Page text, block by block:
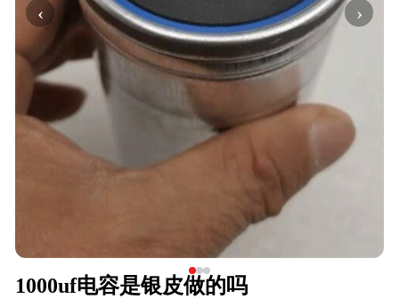
‹ ›
1000uf电容是银皮做的吗